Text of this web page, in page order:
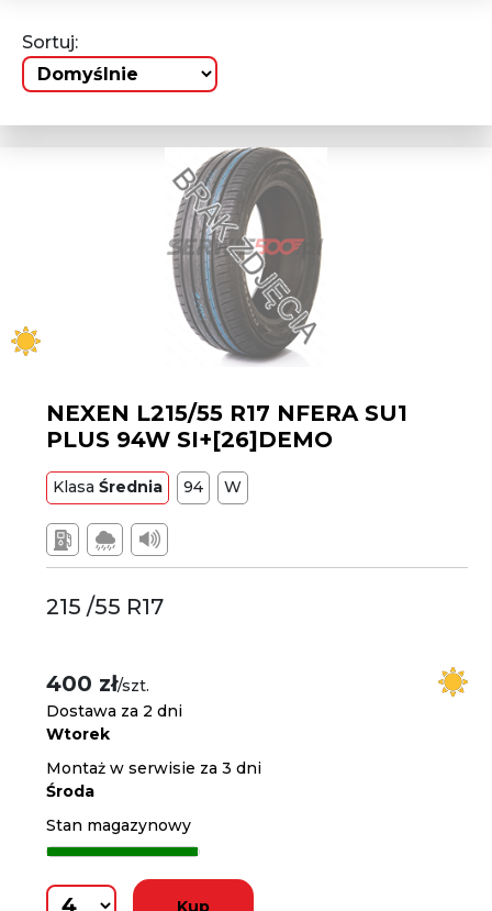
Sortuj:
NEXEN L215/55 R17 NFERA SU1
PLUS 94W SI+[26]DEMO
KlasaŚrednia 94 W
215 /55 R17
400 zł/szt.
Dostawa za 2 dni
Wtorek
Montaż w serwisie za 3 dni
Środa
Stan magazynowy
Kup